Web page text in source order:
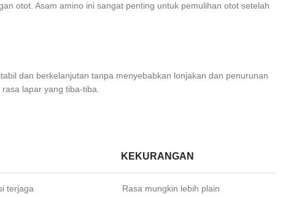
otot. Asam amino ini sangat penting untuk pemulihan otot setelah
dan berkelanjutan tanpa menyebabkan lonjakan dan penurunan
lapar yang tiba-tiba.
KEKURANGAN
terjaga Rasa mungkin lebih plain